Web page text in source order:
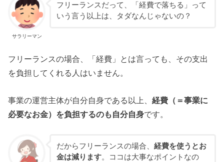
サラリーマン
フリーランスだって、「経費で落ちる」って
いう言う以上は、タダなんじゃないの？
フリーランスの場合、「経費」とは言っても、その支出
を負担してくれる人はいません。
事業の運営主体が自分自身である以上、経費（＝事業に
必要なお金）を負担するのも自分自身です。
だからフリーランスの場合、 経費を使うとお
金は減ります。ココは大事なポイントなの